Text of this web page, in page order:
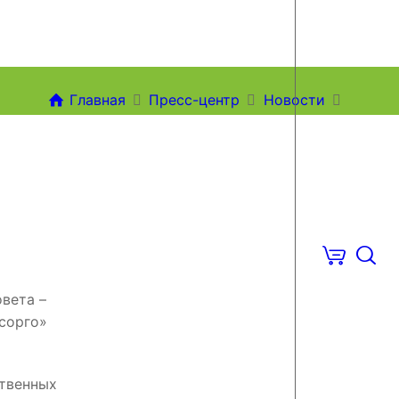
Главная Пресс-центр Новости
–